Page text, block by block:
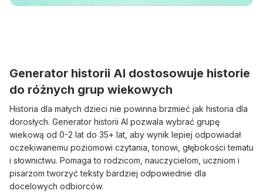
Generator historii AI dostosowuje historie
do różnych grup wiekowych
Historia dla małych dzieci nie powinna brzmieć jak historia dla
dorosłych. Generator historii AI pozwala wybrać grupę
wiekową od 0-2 lat do 35+ lat, aby wynik lepiej odpowiadał
oczekiwanemu poziomowi czytania, tonowi, głębokości tematu
i słownictwu. Pomaga to rodzicom, nauczycielom, uczniom i
pisarzom tworzyć teksty bardziej odpowiednie dla
docelowych odbiorców.